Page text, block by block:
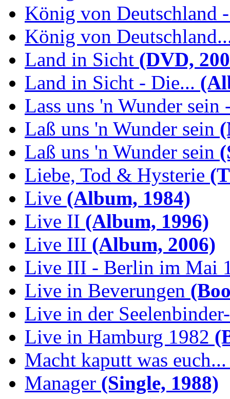
König von Deutschland
König von
Land in Sicht (DVD,
Land in Sicht - Die...
Lass uns 'n Wunder sein
Laß uns 'n Wunder sein
Laß uns 'n Wunder sein
Liebe, Tod & Hysterie
Live (Album, 1984)
Live II (Album, 1996)
Live III (Album, 2006)
Live III - Berlin im Mai
Live in Beverungen
Live in der
Live in Hamburg 1982
Macht kaputt was euch...
Manager (Single, 1988)